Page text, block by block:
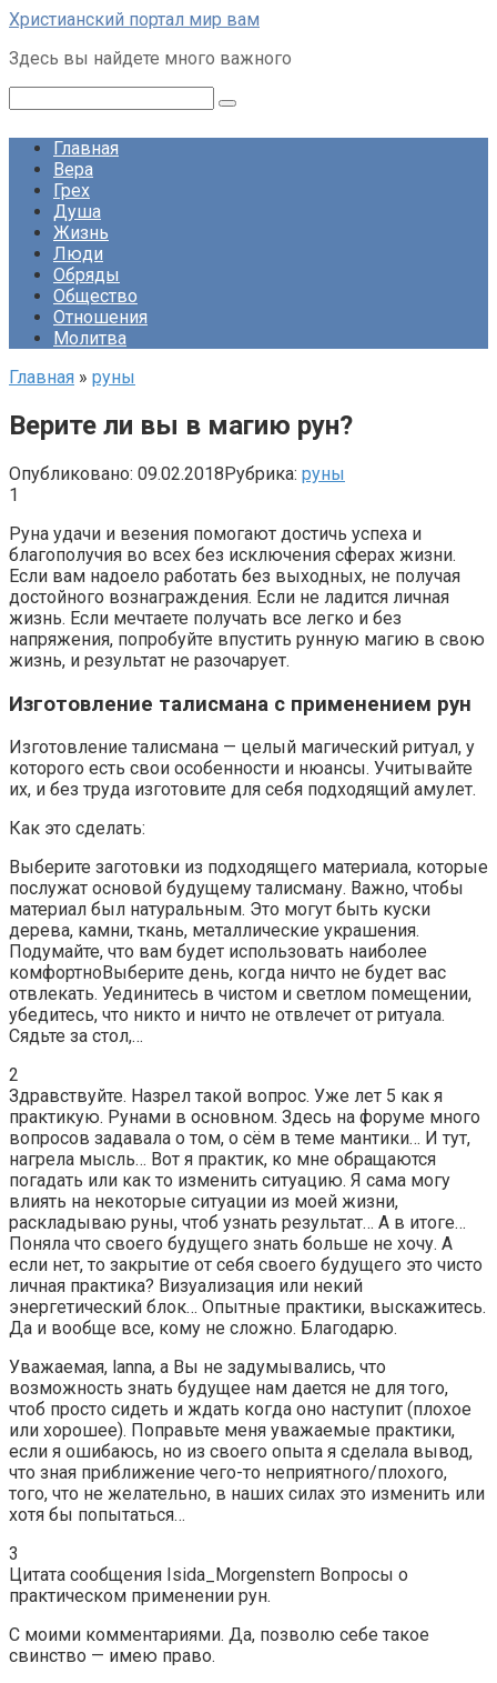
Перейти
контенту
Христианский портал мир вам
Здесь вы найдете много важного
Главная
Вера
Грех
Душа
Жизнь
Люди
Обряды
Общество
Отношения
Молитва
Главная » руны
Верите ли вы в магию рун?
Опубликовано: 09.02.2018Рубрика: руны
1
Руна удачи и везения помогают достичь успеха и
благополучия во всех без исключения сферах жизни.
Если вам надоело работать без выходных, не получая
достойного вознаграждения. Если не ладится личная
жизнь. Если мечтаете получать все легко и без
напряжения, попробуйте впустить рунную магию в свою
жизнь, и результат не разочарует.
Изготовление талисмана с применением рун
Изготовление талисмана — целый магический ритуал, у
которого есть свои особенности и нюансы. Учитывайте
их, и без труда изготовите для себя подходящий амулет.
Как это сделать:
Выберите заготовки из подходящего материала, которые
послужат основой будущему талисману. Важно, чтобы
материал был натуральным. Это могут быть куски
дерева, камни, ткань, металлические украшения.
Подумайте, что вам будет использовать наиболее
комфортноВыберите день, когда ничто не будет вас
отвлекать. Уединитесь в чистом и светлом помещении,
убедитесь, что никто и ничто не отвлечет от ритуала.
Сядьте за стол,…
2
Здравствуйте. Назрел такой вопрос. Уже лет 5 как я
практикую. Рунами в основном. Здесь на форуме много
вопросов задавала о том, о сём в теме мантики… И тут,
нагрела мысль… Вот я практик, ко мне обращаются
погадать или как то изменить ситуацию. Я сама могу
влиять на некоторые ситуации из моей жизни,
раскладываю руны, чтоб узнать результат… А в итоге…
Поняла что своего будущего знать больше не хочу. А
если нет, то закрытие от себя своего будущего это чисто
личная практика? Визуализация или некий
энергетический блок… Опытные практики, выскажитесь.
Да и вообще все, кому не сложно. Благодарю.
Уважаемая, lanna, а Вы не задумывались, что
возможность знать будущее нам дается не для того,
чтоб просто сидеть и ждать когда оно наступит (плохое
или хорошее). Поправьте меня уважаемые практики,
если я ошибаюсь, но из своего опыта я сделала вывод,
что зная приближение чего-то неприятного/плохого,
того, что не желательно, в наших силах это изменить или
хотя бы попытаться…
3
Цитата сообщения Isida_Morgenstern Вопросы о
практическом применении рун.
С моими комментариями. Да, позволю себе такое
свинство — имею право.